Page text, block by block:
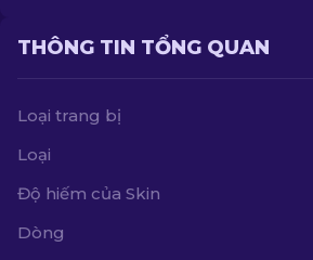
THÔNG TIN TỔNG QUAN
Loại trang bị
Loại
Độ hiếm của Skin
Dòng